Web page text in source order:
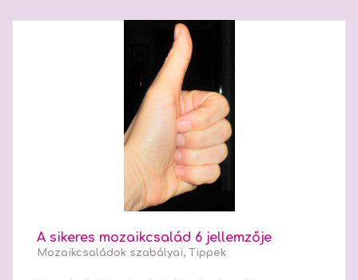
A sikeres mozaikcsalád 6 jellemzője
Mozaikcsaládok szabályai, Tippek